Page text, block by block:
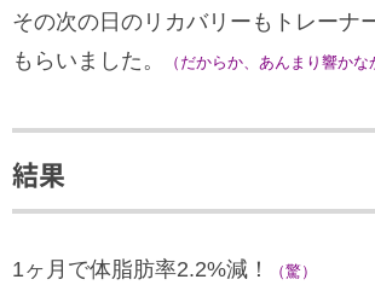
その次の日のリカバリーもトレーナ
もらいました。
（だからか、あんまり響かな
結果
1ヶ月で体脂肪率2.2%減！ （驚）